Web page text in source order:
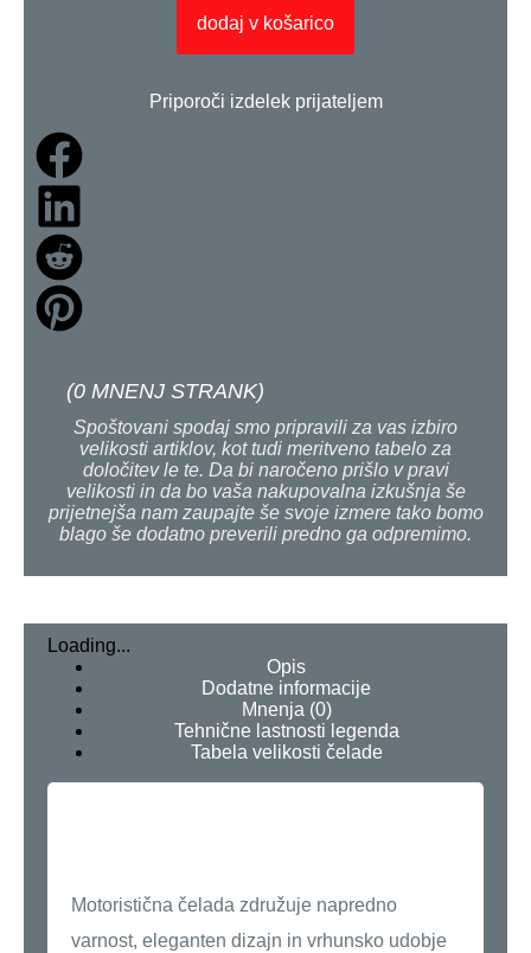
dodaj v košarico
Priporoči izdelek prijateljem
(0 MNENJ STRANK)
Spoštovani spodaj smo pripravili za vas izbiro
velikosti artiklov, kot tudi meritveno tabelo za
določitev le te. Da bi naročeno prišlo v pravi
velikosti in da bo vaša nakupovalna izkušnja še
prijetnejša nam zaupajte še svoje izmere tako bomo
blago še dodatno preverili predno ga odpremimo.
Loading...
Opis
Dodatne informacije
Mnenja (0)
Tehnične lastnosti legenda
Tabela velikosti čelade
Motoristična čelada združuje napredno
varnost, eleganten dizajn in vrhunsko udobje